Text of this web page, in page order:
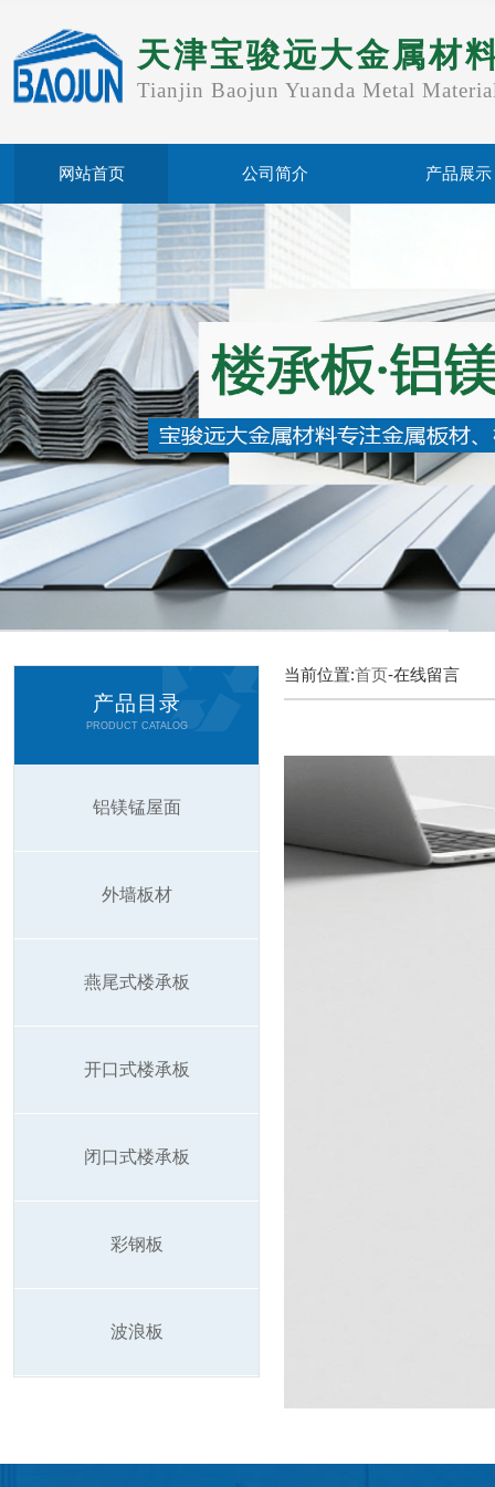
天津宝骏远大金属材
Tianjin Baojun Yuanda Metal
网站首页 公司简介 产品展示
产品目录
PRODUCT CATALOG
铝镁锰屋面
外墙板材
燕尾式楼承板
开口式楼承板
闭口式楼承板
彩钢板
波浪板
当前位置:首页-在线留言